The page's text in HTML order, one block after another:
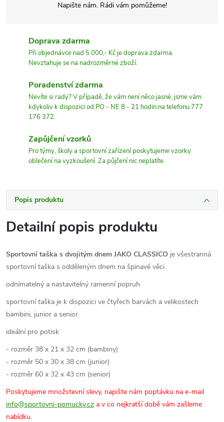
Napište nám. Rádi vám pomůžeme!
Doprava zdarma
Při objednávce nad 5 000,- Kč je doprava zdarma.
Nevztahuje se na nadrozměrné zboží.
Poradenství zdarma
Nevíte si rady? V případě, že vám není něco jasné, jsme vám
kdykoliv k dispozici od PO - NE 8 - 21 hodin.na telefonu 777
176 372.
Zapůjčení vzorků
Pro týmy, školy a sportovní zařízení poskytujeme vzorky
oblečení na vyzkoušení. Za půjčení nic neplatíte.
Popis produktu
Detailní popis produktu
Sportovní taška s dvojitým dnem JAKO CLASSICO je všestranná
sportovní taška s odděleným dnem na špinavé věci
odnímatelný a nastavitelný ramenní popruh
sportovní taška je k dispozici ve čtyřech barvách a velikostech
bambini, junior a senior.
ideální pro potisk
- rozměr 38 x 21 x 32 cm (bambiny)
- rozměr 50 x 30 x 38 cm (junior)
- rozměr 60 x 32 x 43 cm (senior)
Poskytujeme množstevní slevy, napište nám poptávku na e-mail
info@sportovni-pomucky.cz a v co nejkratší době vám zašleme
nabídku.